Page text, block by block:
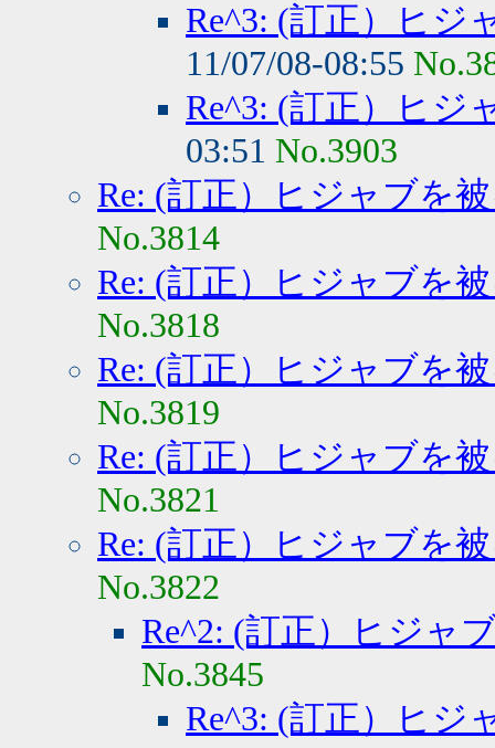
Re^3: (訂正）ヒジ
11/07/08-08:55
Re^3: (訂正）ヒジ
03:51 No.3903
Re: (訂正）ヒジャブを
No.3814
Re: (訂正）ヒジャブを
No.3818
Re: (訂正）ヒジャブを
No.3819
Re: (訂正）ヒジャブを
No.3821
Re: (訂正）ヒジャブを
No.3822
Re^2: (訂正）ヒジャ
No.3845
Re^3: (訂正）ヒジ